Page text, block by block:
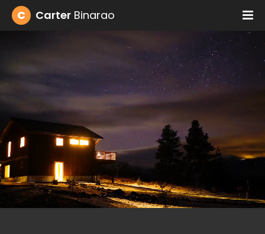
C Carter Binarao